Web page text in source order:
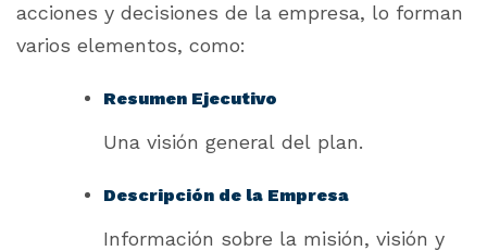
acciones y decisiones de la empresa, lo forman
varios elementos, como:
Resumen Ejecutivo
Una visión general del plan.
Descripción de la Empresa
Información sobre la misión, visión y